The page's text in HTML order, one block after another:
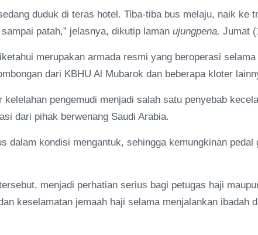
duduk di teras hotel. Tiba-tiba bus melaju, naik ke
patah,” jelasnya, dikutip laman ujungpena, Jumat
merupakan armada resmi yang beroperasi
dari KBHU Al Mubarok dan beberapa kloter
kelelahan pengemudi menjadi salah satu penyebab
dari pihak berwenang Saudi Arabia.
dalam kondisi mengantuk, sehingga kemungkinan
menjadi perhatian serius bagi petugas haji
keselamatan jemaah haji selama menjalankan ibadah